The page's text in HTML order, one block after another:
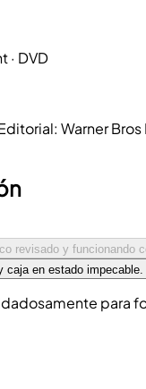
· DVD
: Warner
revisado y funcionando
en estado impecable.
para